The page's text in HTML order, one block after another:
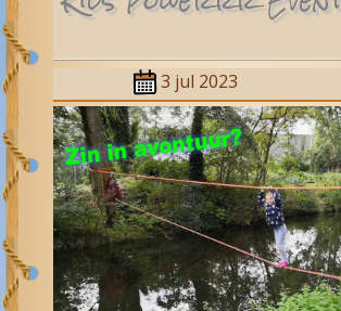
3 jul 2023